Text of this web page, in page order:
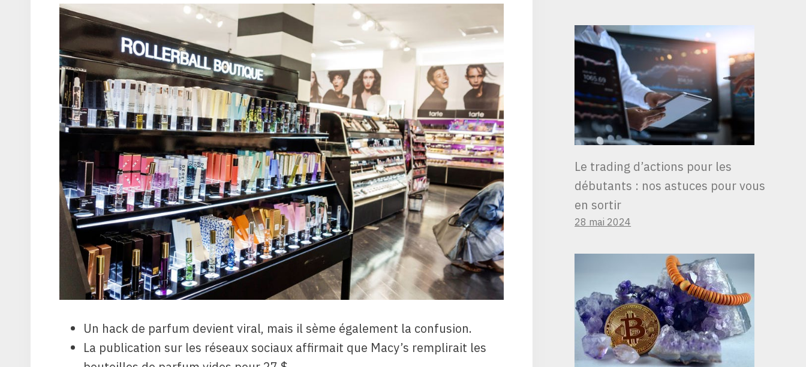
Un hack de parfum devient viral, mais il sème également la confusion.
La publication sur les réseaux sociaux affirmait que Macy’s remplirait les
Le trading d’actions pour les
débutants : nos astuces pour vous
en sortir
28 mai 2024